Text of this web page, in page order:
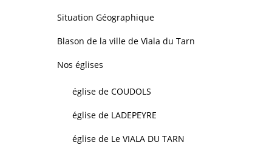
Situation Géographique
Blason de la ville de Viala du Tarn
Nos églises
église de COUDOLS
église de LADEPEYRE
église de Le VIALA DU TARN